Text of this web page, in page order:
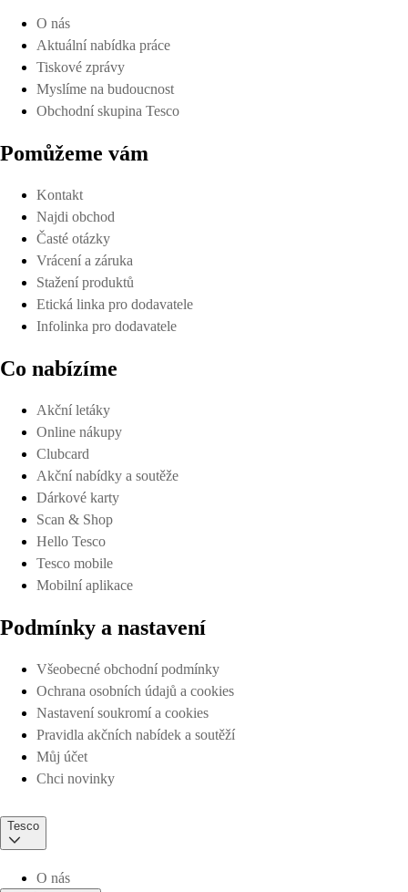
O nás
Aktuální nabídka práce
Tiskové zprávy
Myslíme na budoucnost
Obchodní skupina Tesco
Pomůžeme vám
Kontakt
Najdi obchod
Časté otázky
Vrácení a záruka
Stažení produktů
Etická linka pro dodavatele
Infolinka pro dodavatele
Co nabízíme
Akční letáky
Online nákupy
Clubcard
Akční nabídky a soutěže
Dárkové karty
Scan & Shop
Hello Tesco
Tesco mobile
Mobilní aplikace
Podmínky a nastavení
Všeobecné obchodní podmínky
Ochrana osobních údajů a cookies
Nastavení soukromí a cookies
Pravidla akčních nabídek a soutěží
Můj účet
Chci novinky
Tesco
O nás